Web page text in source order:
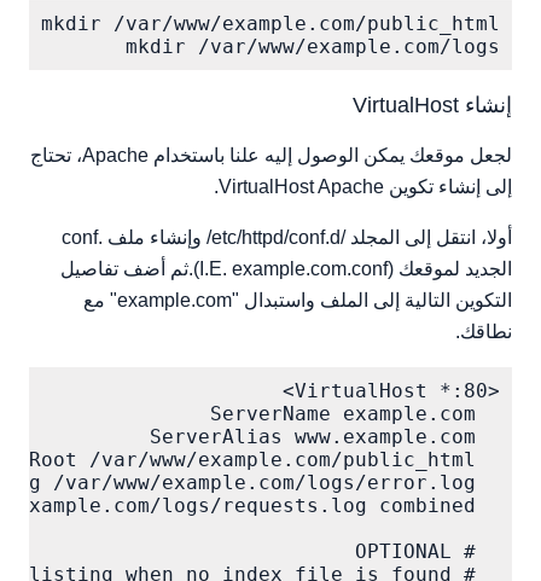
mkdir /var/www/example.com/logs
إنشاء VirtualHost
لجعل موقعك يمكن الوصول إليه علنا باستخدام Apache، تحتاج
إلى إنشاء تكوين VirtualHost Apache.
أولا، انتقل إلى المجلد /etc/httpd/conf.d/ وإنشاء ملف .conf
الجديد لموقعك (I.E. example.com.conf).ثم أضف تفاصيل
التكوين التالية إلى الملف واستبدال "example.com" مع
نطاقك.